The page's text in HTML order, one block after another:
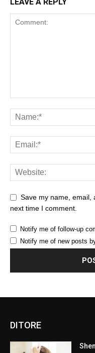
Save my name, email,
next time I comment.
Notify me of follow-up
Notify me of new posts
DITORE